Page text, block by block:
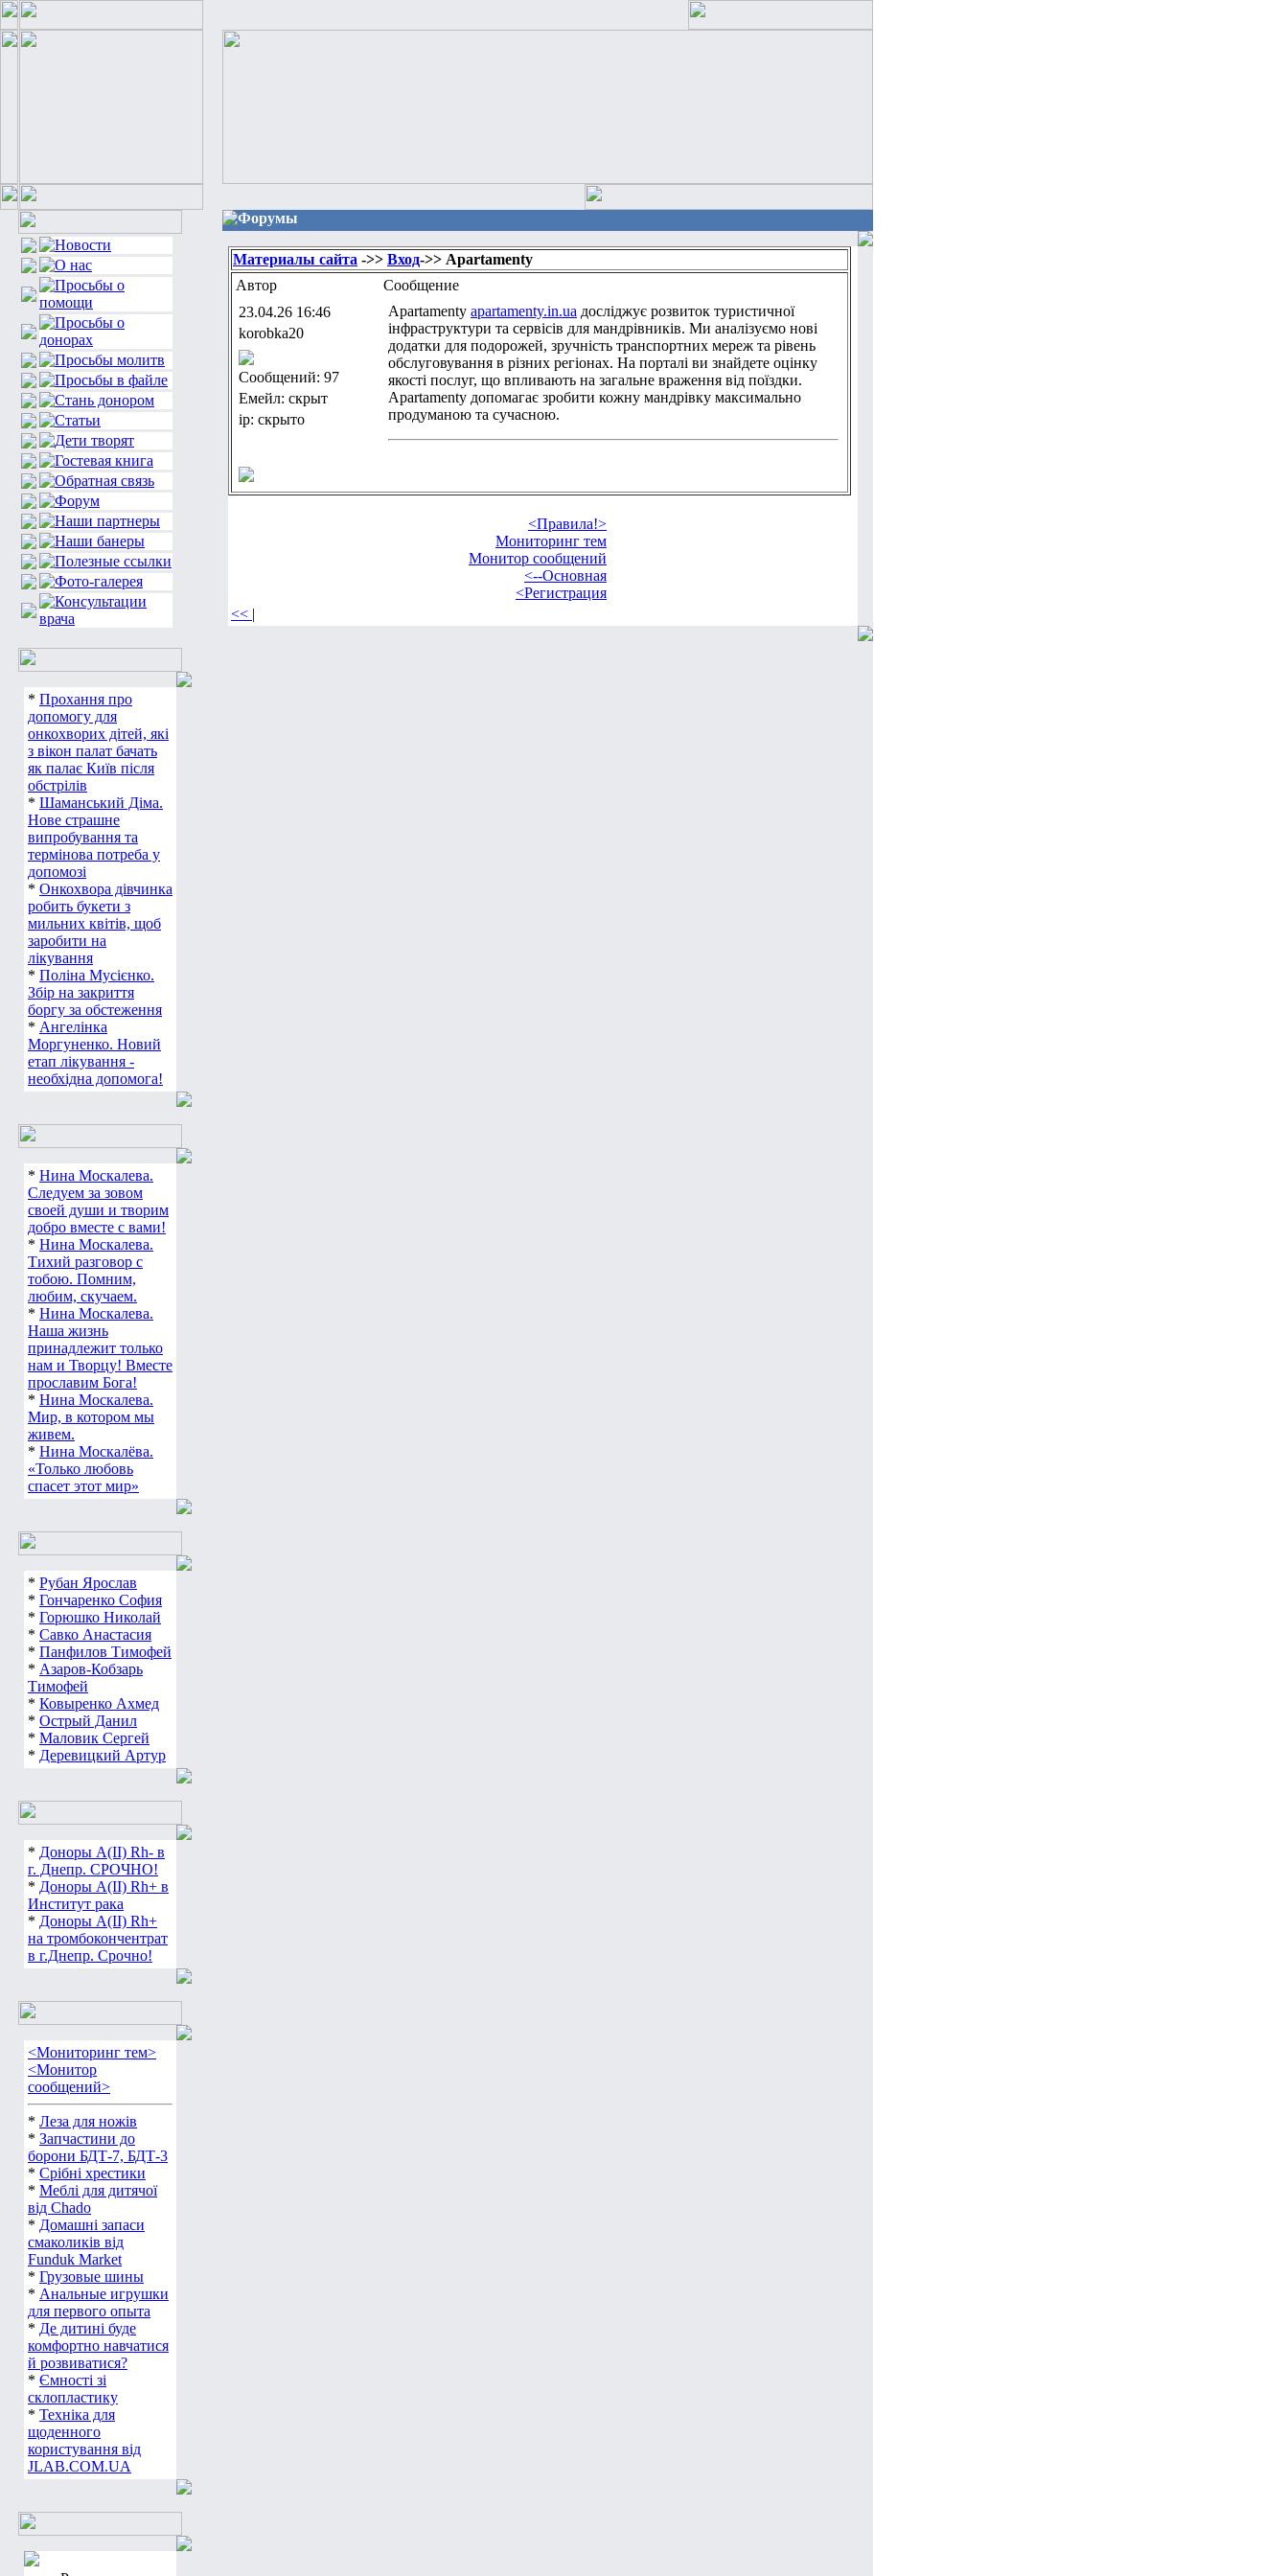
* Прохання про
допомогу для
онкохворих дітей, які
з вікон палат бачать
як палає Київ після
обстрілів
* Шаманський Діма.
Нове страшне
випробування та
термінова потреба у
допомозі
* Онкохвора дівчинка
робить букети з
мильних квітів, щоб
заробити на
лікування
* Поліна Мусієнко.
Збір на закриття
боргу за обстеження
* Ангелінка
Моргуненко. Новий
етап лікування -
необхідна допомога!
* Нина Москалева.
Следуем за зовом
своей души и творим
добро вместе с вами!
* Нина Москалева.
Тихий разговор с
тобою. Помним,
любим, скучаем.
* Нина Москалева.
Наша жизнь
принадлежит только
нам и Творцу! Вместе
прославим Бога!
* Нина Москалева.
Мир, в котором мы
живем.
* Нина Москалёва.
«Только любовь
спасет этот мир»
* Рубан Ярослав
* Гончаренко София
* Горюшко Николай
* Савко Анастасия
* Панфилов Тимофей
* Азаров-Кобзарь
Тимофей
* Ковыренко Ахмед
* Острый Данил
* Маловик Сергей
* Деревицкий Артур
* Доноры А(ІІ) Rh- в
г. Днепр. СРОЧНО!
* Доноры А(ІІ) Rh+ в
Институт рака
* Доноры А(ІІ) Rh+
на тромбокончентрат
в г.Днепр. Срочно!
<Мониторинг тем>
<Монитор
сообщений>
* Леза для ножів
* Запчастини до
борони БДТ-7, БДТ-3
* Срібні хрестики
* Меблі для дитячої
від Chado
* Домашні запаси
смаколиків від
Funduk Market
* Грузовые шины
* Анальные игрушки
для первого опыта
* Де дитині буде
комфортно навчатися
й розвиватися?
* Ємності зі
склопластику
* Техніка для
щоденного
користування від
JLAB.COM.UA
Форумы
Материалы сайта ->> Вход->> Apartamenty
Автор
Сообщение
23.04.26 16:46
korobka20
Сообщений: 97
Емейл: скрыт
ip: скрыто
Apartamenty apartamenty.in.ua досліджує розвиток туристичної
інфраструктури та сервісів для мандрівників. Ми аналізуємо нові
додатки для подорожей, зручність транспортних мереж та рівень
обслуговування в різних регіонах. На порталі ви знайдете оцінку
якості послуг, що впливають на загальне враження від поїздки.
Apartamenty допомагає зробити кожну мандрівку максимально
продуманою та сучасною.
<Правила!>
Мониторинг тем
Монитор сообщений
<--Основная
<Регистрация
<< |